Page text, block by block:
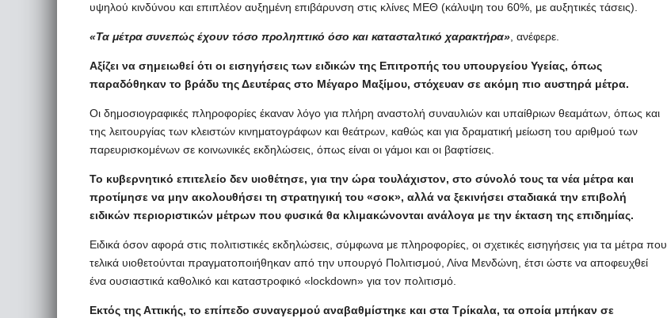
υψηλού κινδύνου και επιπλέον αυξημένη επιβάρυνση στις κλίνες ΜΕΘ (κάλυψη του 60%, με αυξητικές τάσεις).
​«Τα μέτρα συνεπώς έχουν τόσο προληπτικό όσο και κατασταλτικό χαρακτήρα» , ανέφερε.
Αξίζει να σημειωθεί ότι οι εισηγήσεις των ειδικών της Επιτροπής του υπουργείου Υγείας, όπως
παραδόθηκαν το βράδυ της Δευτέρας στο Μέγαρο Μαξίμου, στόχευαν σε ακόμη πιο αυστηρά μέτρα.
​Οι δημοσιογραφικές πληροφορίες έκαναν λόγο για πλήρη αναστολή συναυλιών και υπαίθριων θεαμάτων, όπως και
της λειτουργίας των κλειστών κινηματογράφων και θεάτρων, καθώς και για δραματική μείωση του αριθμού των
παρευρισκομένων σε κοινωνικές εκδηλώσεις, όπως είναι οι γάμοι και οι βαφτίσεις.
​Το κυβερνητικό επιτελείο δεν υιοθέτησε, για την ώρα τουλάχιστον, στο σύνολό τους τα νέα μέτρα και
προτίμησε να μην ακολουθήσει τη στρατηγική του «σοκ», αλλά να ξεκινήσει σταδιακά την επιβολή
ειδικών περιοριστικών μέτρων που φυσικά θα κλιμακώνονται ανάλογα με την έκταση της επιδημίας.
​Ειδικά όσον αφορά στις πολιτιστικές εκδηλώσεις, σύμφωνα με πληροφορίες, οι σχετικές εισηγήσεις για τα μέτρα που
τελικά υιοθετούνται πραγματοποιήθηκαν από την υπουργό Πολιτισμού, Λίνα Μενδώνη, έτσι ώστε να αποφευχθεί
ένα ουσιαστικά καθολικό και καταστροφικό «lockdown» για τον πολιτισμό.
Εκτός της Αττικής, το επίπεδο συναγερμού αναβαθμίστηκε και στα Τρίκαλα, τα οποία μπήκαν σε